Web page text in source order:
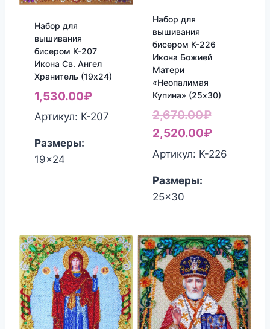
Набор для
вышивания
бисером К-207
Икона Св. Ангел
Хранитель (19х24)
1,530.00₽
Артикул: К-207
Размеры:
19x24
Набор для
вышивания
бисером К-226
Икона Божией
Матери
«Неопалимая
Купина» (25х30)
2,670.00₽
цена
2,520.00₽Текущая
цена:
Артикул: К-226
Размеры:
25x30